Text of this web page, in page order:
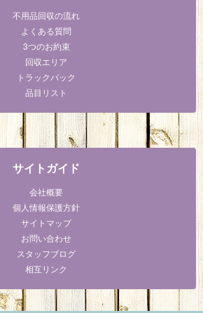
不用品回収の流れ
よくある質問
3つのお約束
回収エリア
トラックパック
品目リスト
サイトガイド
会社概要
個人情報保護方針
サイトマップ
お問い合わせ
スタッフブログ
相互リンク